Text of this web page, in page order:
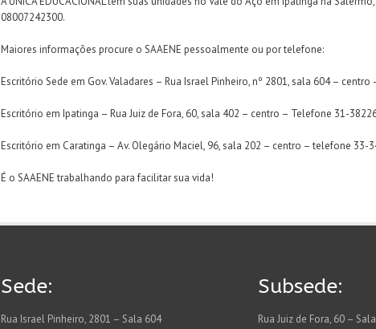
08007242300.
Maiores informações procure o SAAENE pessoalmente ou por telefone:
Escritório Sede em Gov. Valadares – Rua Israel Pinheiro, nº 2801, sala 604 –
Escritório em Ipatinga – Rua Juiz de Fora, 60, sala 402 – centro – Telefone 31-
Escritório em Caratinga – Av. Olegário Maciel, 96, sala 202 – centro – telefone 33-
É o SAAENE trabalhando para facilitar sua vida!
Sede:
Rua Israel Pinheiro, 2801 – Sala 604
Subsede:
Rua Juiz de Fora, 60 –